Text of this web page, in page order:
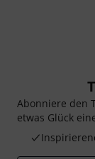
Abonniere den
etwas Glück